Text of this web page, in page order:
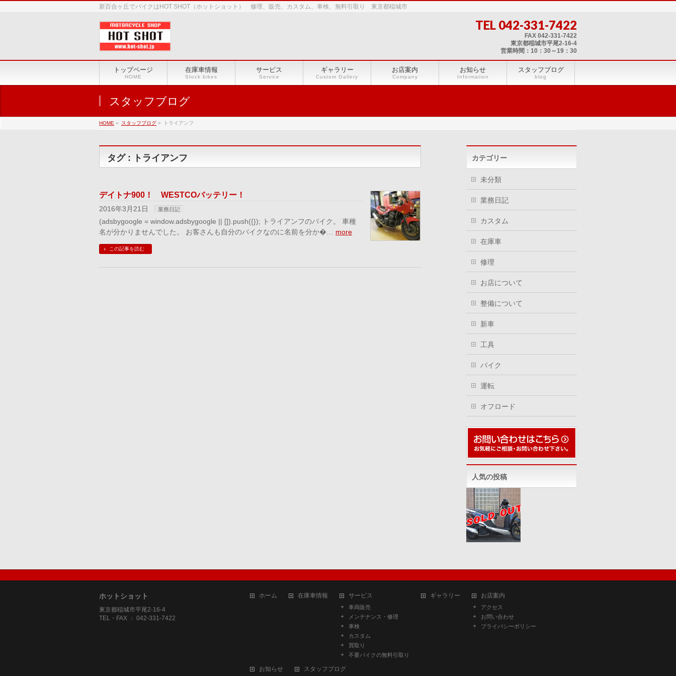
新百合ヶ丘でバイクはHOT SHOT（ホットショット） 修理、販売、カスタム、車検、無料引取り 東京都稲城市
TEL 042-331-7422
FAX 042-331-7422
東京都稲城市平尾2-16-4
営業時間：10：30～19：30
トップページ
HOME
在庫車情報
Stock bikes
サービス
Service
ギャラリー
Custom Gallery
お店案内
Company
お知らせ
Information
スタッフブログ
blog
スタッフブログ
HOME » スタッフブログ » トライアンフ
タグ : トライアンフ
デイトナ900！ WESTCOバッテリー！
2016年3月21日 業務日記
(adsbygoogle = window.adsbygoogle || []).push({}); トライアンフのバイク。 車種
名が分かりませんでした。 お客さんも自分のバイクなのに名前を分か�… more
この記事を読む
カテゴリー
未分類
業務日記
カスタム
在庫車
修理
お店について
整備について
新車
工具
バイク
運転
オフロード
人気の投稿
ホットショット
東京都稲城市平尾2-16-4
TEL・FAX ： 042-331-7422
ホーム 在庫車情報 サービス
車両販売
メンテナンス・修理
車検
カスタム
買取り
不要バイクの無料引取り
ギャラリー お店案内
アクセス
お問い合わせ
プライバシーポリシー
お知らせ スタッフブログ